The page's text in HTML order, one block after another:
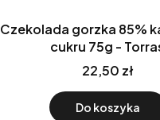
Czekolada gorzka 85%
cukru 75g -
22,50 zł
Do koszyka